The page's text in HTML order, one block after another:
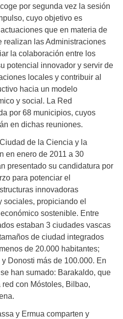
por segunda vez la sesión
cuyo objetivo es
que en materia de
realizan las Administraciones
la colaboración entre los
potencial innovador y servir de
locales y contribuir al
hacia un modelo
y social. La Red
por 68 municipios, cuyos
en dichas reuniones.
de la Ciencia y la
en enero de 2011 a 30
presentado su candidatura por
para potenciar el
innovadoras
sociales, propiciando el
sostenible. Entre
estaban 3 ciudades vascas
de ciudad integrados
de 20.000 habitantes;
Donosti más de 100.000. En
han sumado: Barakaldo, que
con Móstoles, Bilbao,
y Ermua comparten y